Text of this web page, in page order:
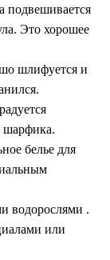
подвешивается
Это хорошее
шлифуется и
шарфика.
белье для
водорослями .
или